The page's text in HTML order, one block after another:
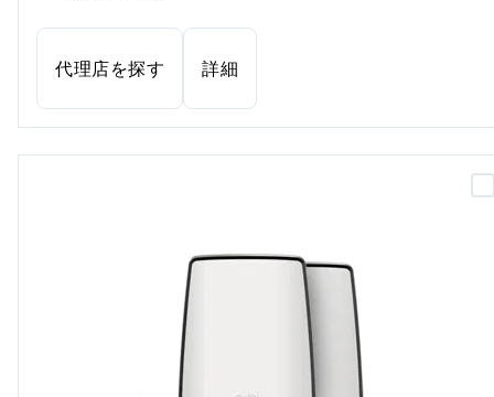
代理店を探す 詳細